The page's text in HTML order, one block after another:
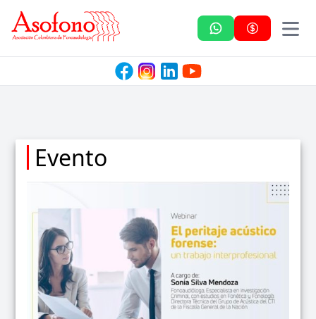
Asofono
Evento